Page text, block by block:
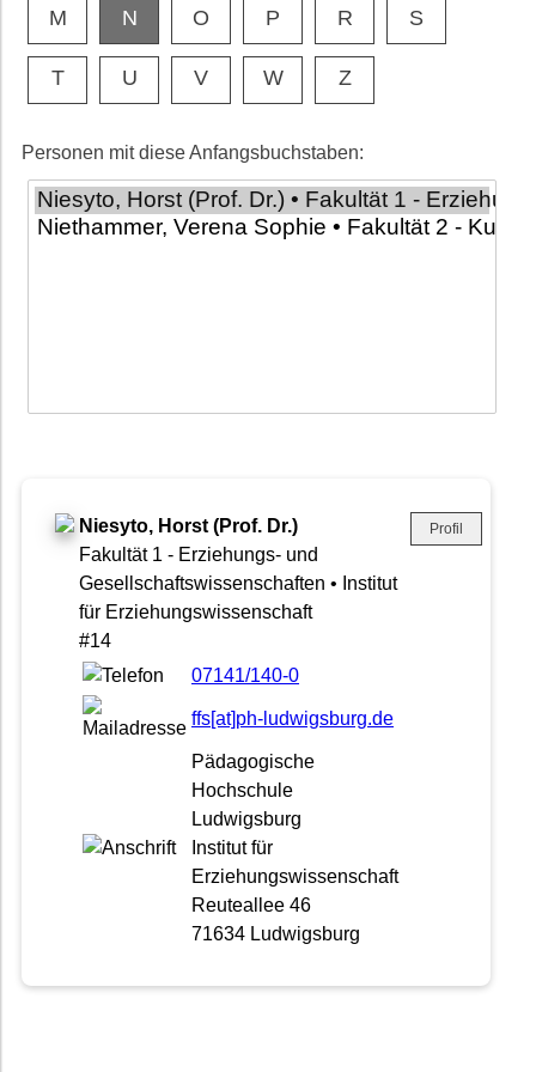
M N O P R S
T U V W Z
Personen mit diese Anfangsbuchstaben:
Niesyto, Horst (Prof. Dr.)
Fakultät 1 - Erziehungs- und
Gesellschaftswissenschaften • Institut
für Erziehungswissenschaft
#14
07141/140-0
ffs[at]ph-ludwigsburg.de
Pädagogische
Hochschule
Ludwigsburg
Institut für
Erziehungswissenschaft
Reuteallee 46
71634 Ludwigsburg
Profil